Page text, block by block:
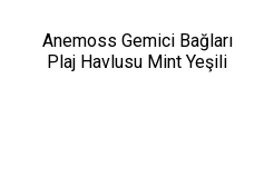
Anemoss Gemici Bağları
Plaj Havlusu Mint Yeşili